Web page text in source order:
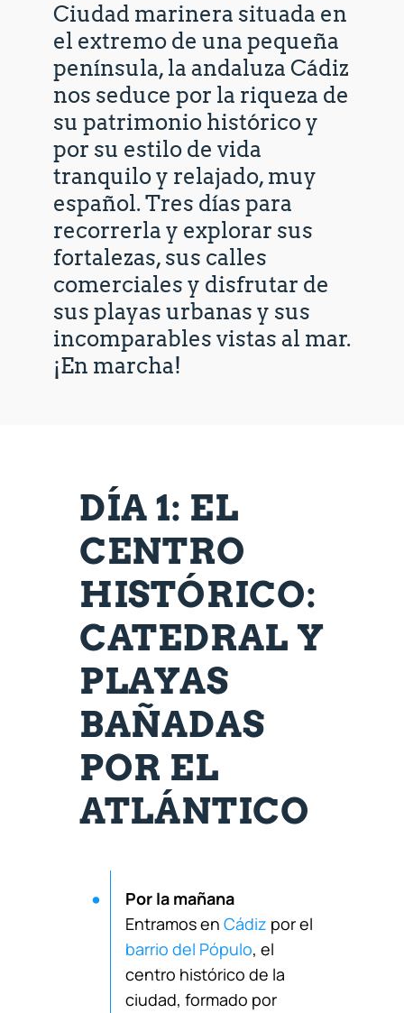
Ciudad marinera situada en
el extremo de una pequeña
península, la andaluza Cádiz
nos seduce por la riqueza de
su patrimonio histórico y
por su estilo de vida
tranquilo y relajado, muy
español. Tres días para
recorrerla y explorar sus
fortalezas, sus calles
comerciales y disfrutar de
sus playas urbanas y sus
incomparables vistas al mar.
¡En marcha!
DÍA 1: EL
CENTRO
HISTÓRICO:
CATEDRAL Y
PLAYAS
BAÑADAS
POR EL
ATLÁNTICO
Por la mañana
Entramos en Cádiz por el
barrio del Pópulo, el
centro histórico de la
ciudad, formado por